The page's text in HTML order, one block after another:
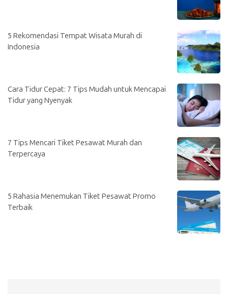
5 Rekomendasi Tempat Wisata Murah di
Indonesia
Cara Tidur Cepat: 7 Tips Mudah untuk Mencapai
Tidur yang Nyenyak
7 Tips Mencari Tiket Pesawat Murah dan
Terpercaya
5 Rahasia Menemukan Tiket Pesawat Promo
Terbaik